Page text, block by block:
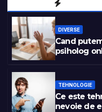
DIVERSE
Cand
psiholog
TEHNOLOGIE
Ce este
nevoie de